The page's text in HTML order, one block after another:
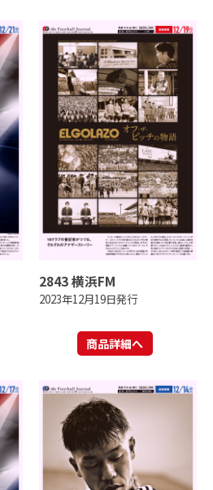
2843 横浜FM
2023年12月19日発行
商品詳細へ